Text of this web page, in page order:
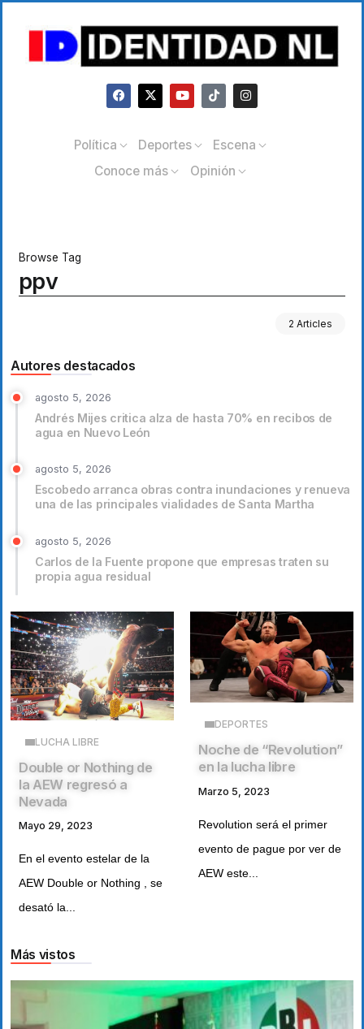
Política Deportes
Escena
Conoce más
Opinión
Browse Tag
ppv
2 Articles
Autores destacados
agosto 5, 2026
Andrés Mijes critica alza de hasta 70% en recibos de
agua en Nuevo León
agosto 5, 2026
Escobedo arranca obras contra inundaciones y renueva
una de las principales vialidades de Santa Martha
agosto 5, 2026
Carlos de la Fuente propone que empresas traten su
propia agua residual
LUCHA LIBRE
Double or Nothing de
la AEW regresó a
Nevada
Mayo 29, 2023
En el evento estelar de la
AEW Double or Nothing , se
desató la...
DEPORTES
Noche de “Revolution”
en la lucha libre
Marzo 5, 2023
Revolution será el primer
evento de pague por ver de
AEW este...
Más vistos